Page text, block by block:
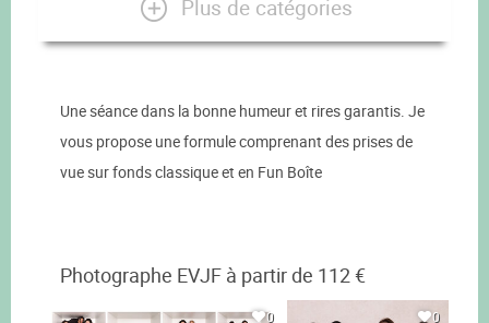
Plus de catégories
Une séance dans la bonne humeur et rires garantis. Je
vous propose une formule comprenant des prises de
vue sur fonds classique et en Fun Boîte
Photographe EVJF à partir de 112 €
0 0